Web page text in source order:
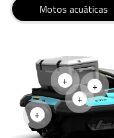
Motos acuáticas
+
+
+
+